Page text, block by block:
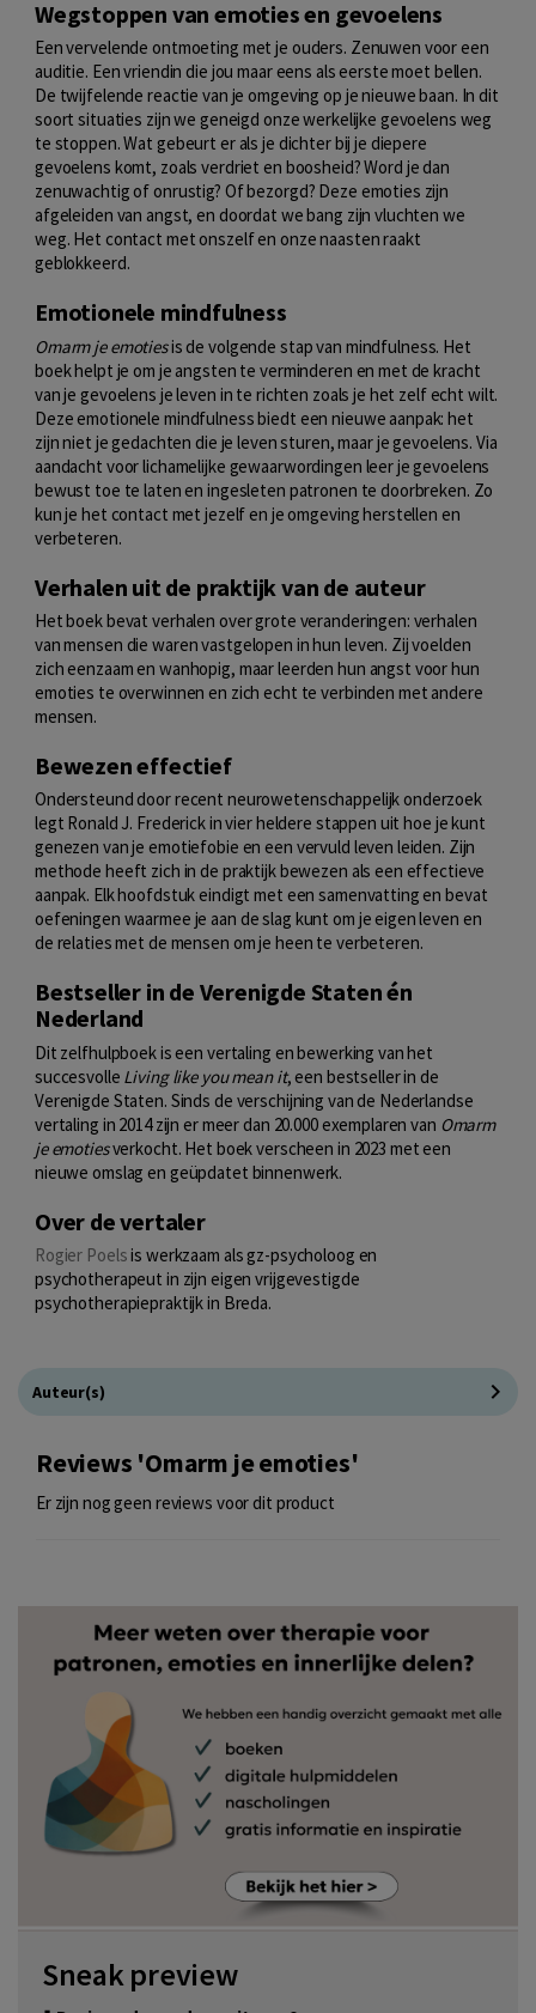
Wegstoppen van emoties en gevoelens
Een vervelende ontmoeting met je ouders. Zenuwen voor een
auditie. Een vriendin die jou maar eens als eerste moet bellen.
De twijfelende reactie van je omgeving op je nieuwe baan. In dit
soort situaties zijn we geneigd onze werkelijke gevoelens weg
te stoppen. Wat gebeurt er als je dichter bij je diepere
gevoelens komt, zoals verdriet en boosheid? Word je dan
zenuwachtig of onrustig? Of bezorgd? Deze emoties zijn
afgeleiden van angst, en doordat we bang zijn vluchten we
weg. Het contact met onszelf en onze naasten raakt
geblokkeerd.
Emotionele mindfulness
Omarm je emotiesis de volgende stap van mindfulness. Het
boek helpt je om je angsten te verminderen en met de kracht
van je gevoelens je leven in te richten zoals je het zelf echt wilt.
Deze emotionele mindfulness biedt een nieuwe aanpak: het
zijn niet je gedachten die je leven sturen, maar je gevoelens. Via
aandacht voor lichamelijke gewaarwordingen leer je gevoelens
bewust toe te laten en ingesleten patronen te doorbreken. Zo
kun je het contact met jezelf en je omgeving herstellen en
verbeteren.
Verhalen uit de praktijk van de auteur
Het boek bevat verhalen over grote veranderingen: verhalen
van mensen die waren vastgelopen in hun leven. Zij voelden
zich eenzaam en wanhopig, maar leerden hun angst voor hun
emoties te overwinnen en zich echt te verbinden met andere
mensen.
Bewezen effectief
Ondersteund door recent neurowetenschappelijk onderzoek
legt Ronald J. Frederick in vier heldere stappen uit hoe je kunt
genezen van je emotiefobie en een vervuld leven leiden. Zijn
methode heeft zich in de praktijk bewezen als een effectieve
aanpak. Elk hoofdstuk eindigt met een samenvatting en bevat
oefeningen waarmee je aan de slag kunt om je eigen leven en
de relaties met de mensen om je heen te verbeteren.
Bestseller in de Verenigde Staten én
Nederland
Dit zelfhulpboek is een vertaling en bewerking van het
succesvolle Living like you mean it, een bestseller in de
Verenigde Staten. Sinds de verschijning van de Nederlandse
vertaling in 2014 zijn er meer dan 20.000 exemplaren van Omarm
je emotiesverkocht. Het boek verscheen in 2023 met een
nieuwe omslag en geüpdatet binnenwerk.
Over de vertaler
Rogier Poelsis werkzaam als gz-psycholoog en
psychotherapeut in zijn eigen vrijgevestigde
psychotherapiepraktijk in Breda.
Auteur(s)
Reviews 'Omarm je emoties'
Er zijn nog geen reviews voor dit product
Sneak preview